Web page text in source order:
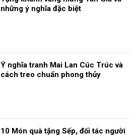
những ý nghĩa đặc biệt
Ý nghĩa tranh Mai Lan Cúc Trúc và
cách treo chuẩn phong thủy
10 Món quà tặng Sếp, đối tác người